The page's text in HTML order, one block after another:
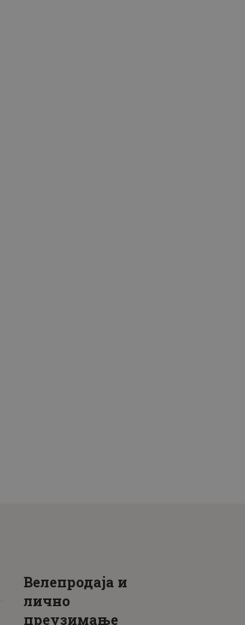
Велепродаја и
лично
преузимање